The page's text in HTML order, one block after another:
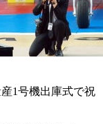
1号機出庫式で祝